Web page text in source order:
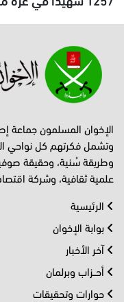
الإخوان المسلمون جماعة
وتشمل فكرتهم كل نواحي
وطريقة سُنية، وحقيقة
علمية ثقافية، وشركة
الرئيسية
بوابة الإخوان
آخر الأخبار
أحــزاب وبرلمان
حوارات وتحقيقات